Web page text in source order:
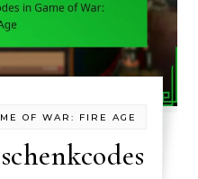
OF WAR: FIRE AGE